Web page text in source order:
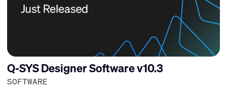
Q-SYS Designer Software v10.3
SOFTWARE